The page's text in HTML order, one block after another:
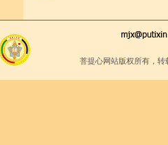
菩提心网站版权所有，